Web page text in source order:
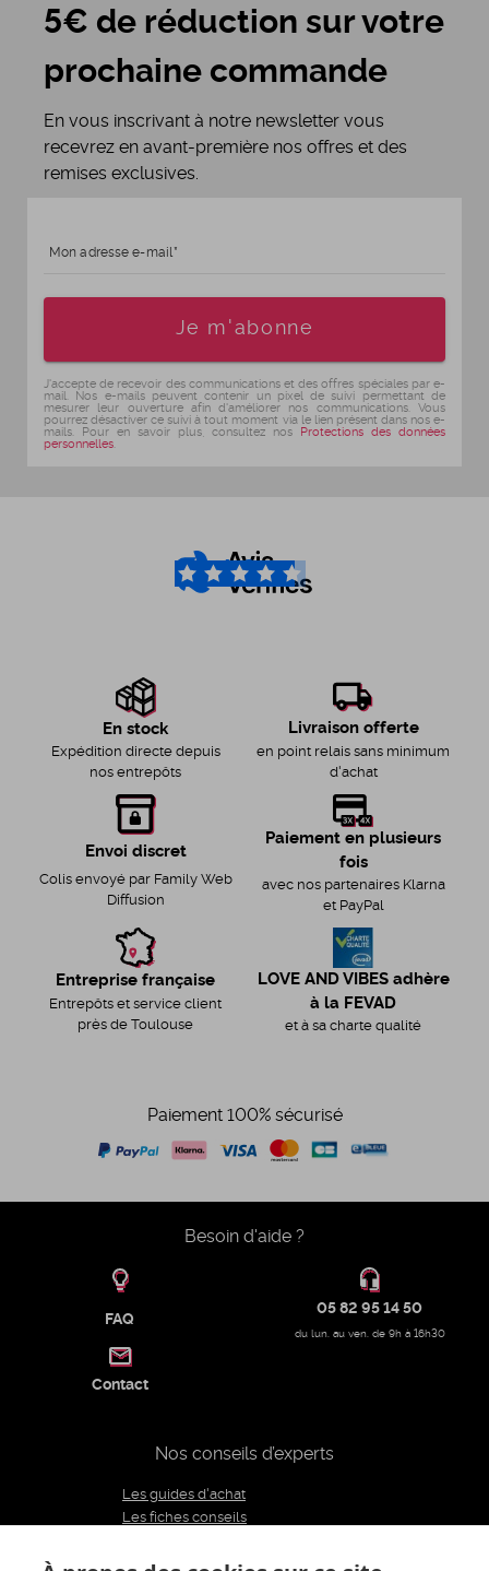
5€ de réduction sur votre
prochaine commande
En vous inscrivant à notre newsletter vous
recevrez en avant-première nos offres et des
remises exclusives.
Mon adresse e-mail
Je m'abonne
J'accepte de recevoir des communications et des offres spéciales par e-
mail. Nos e-mails peuvent contenir un pixel de suivi permettant de
mesurer leur ouverture afin d'améliorer nos communications. Vous
pourrez désactiver ce suivi à tout moment via le lien présent dans nos e-
mails. Pour en savoir plus, consultez nos Protections des données
personnelles
4.6/5
En stock
Expédition directe depuis
nos entrepôts
Livraison offerte
en point relais sans minimum
d'achat
Envoi discret
Colis envoyé par Family Web
Diffusion
Paiement en plusieurs
fois
avec nos partenaires Klarna
et PayPal
Entreprise française
Entrepôts et service client
près de Toulouse
LOVE AND VIBES adhère
à la FEVAD
et à sa charte qualité
Paiement 100% sécurisé
Besoin d'aide ?
FAQ
05 82 95 14 50
du lun. au ven. de 9h à 16h30
Contact
Nos conseils d’experts
Les guides d'achat
Les fiches conseils
Le blog